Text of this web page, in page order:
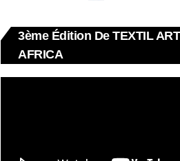
3ème Édition De TEXTIL ART
AFRICA